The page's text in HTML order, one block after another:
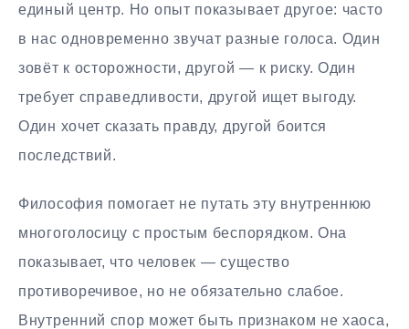
единый центр. Но опыт показывает другое: часто
в нас одновременно звучат разные голоса. Один
зовёт к осторожности, другой — к риску. Один
требует справедливости, другой ищет выгоду.
Один хочет сказать правду, другой боится
последствий.
Философия помогает не путать эту внутреннюю
многоголосицу с простым беспорядком. Она
показывает, что человек — существо
противоречивое, но не обязательно слабое.
Внутренний спор может быть признаком не хаоса,